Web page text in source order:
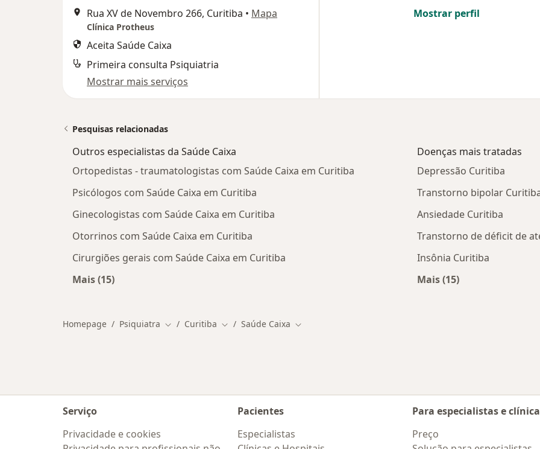
Rua XV de Novembro 266, Curitiba • Mapa
Clínica Protheus
Aceita Saúde Caixa
Primeira consulta Psiquiatria
Mostrar mais serviços
Mostrar perfil
Pesquisas relacionadas
Outros especialistas da Saúde Caixa
Ortopedistas - traumatologistas com Saúde Caixa em Curitiba
Psicólogos com Saúde Caixa em Curitiba
Ginecologistas com Saúde Caixa em Curitiba
Otorrinos com Saúde Caixa em Curitiba
Cirurgiões gerais com Saúde Caixa em Curitiba
Mais (15)
Doenças mais tratadas
Depressão Curitiba
Transtorno bipolar
Ansiedade Curitiba
Transtorno de déficit de
Insônia Curitiba
Mais (15)
Homepage Psiquiatra Mudar de cidade
Curitiba Mudar de cidade
Saúde Caixa Mudar de cidade
Serviço
Privacidade e cookies
Pacientes
Especialistas
Para especialistas e
Preço